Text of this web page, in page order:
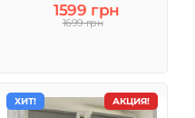
1599 грн
1699 грн
АКЦИЯ!
ХИТ!